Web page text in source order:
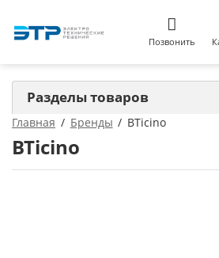
Позвонить
Главная Бренды BTicino
BTicino
Разделы товаров